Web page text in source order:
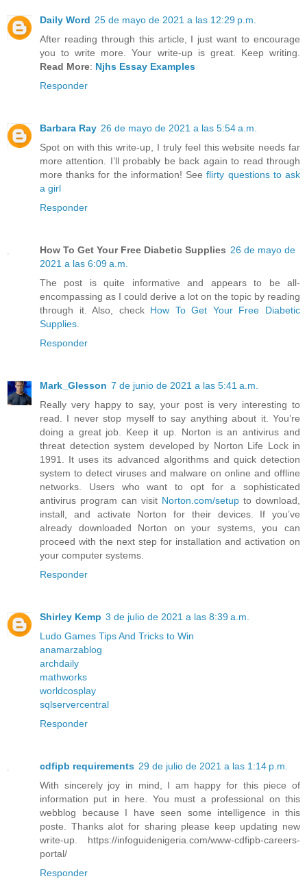
Daily Word 25 de mayo de 2021 a las 12:29 p.m.
After reading through this article, I just want to encourage
you to write more. Your write-up is great. Keep writing.
Read More: Njhs Essay Examples
Responder
Barbara Ray 26 de mayo de 2021 a las 5:54 a.m.
Spot on with this write-up, I truly feel this website needs far
more attention. I’ll probably be back again to read through
more thanks for the information! Seeflirty questions to ask
a girl
Responder
How To Get Your Free Diabetic Supplies 26 de mayo de
2021 a las 6:09 a.m.
The post is quite informative and appears to be all-
encompassing as I could derive a lot on the topic by reading
through it. Also, check How To Get Your Free Diabetic
Supplies
Responder
Mark_Glesson 7 de junio de 2021 a las 5:41 a.m.
Really very happy to say, your post is very interesting to
read. I never stop myself to say anything about it. You’re
doing a great job. Keep it up. Norton is an antivirus and
threat detection system developed by Norton Life Lock in
1991. It uses its advanced algorithms and quick detection
system to detect viruses and malware on online and offline
networks. Users who want to opt for a sophisticated
antivirus program can visit Norton.com/setup to download,
install, and activate Norton for their devices. If you’ve
already downloaded Norton on your systems, you can
proceed with the next step for installation and activation on
your computer systems.
Responder
Shirley Kemp 3 de julio de 2021 a las 8:39 a.m.
Ludo Games Tips And Tricks to Win
anamarzablog
archdaily
mathworks
worldcosplay
sqlservercentral
Responder
cdfipb requirements 29 de julio de 2021 a las 1:14 p.m.
With sincerely joy in mind, I am happy for this piece of
information put in here. You must a professional on this
webblog because I have seen some intelligence in this
poste. Thanks alot for sharing please keep updating new
write-up. https://infoguidenigeria.com/www-cdfipb-careers-
portal/
Responder